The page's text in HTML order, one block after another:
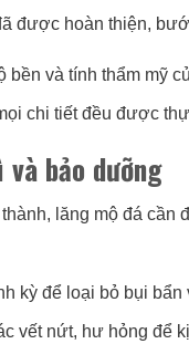
được hoàn thiện,
bền và tính thẩm mỹ
chi tiết đều được
bảo dưỡng
lăng mộ đá
kỳ để loại bỏ bụi bẩn
vết nứt, hư hỏng để